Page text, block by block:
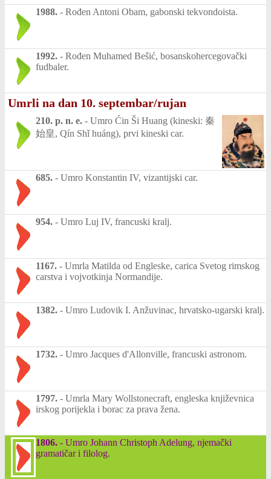
1988. - Rođen Antoni Obam, gabonski tekvondoista.
1992. - Rođen Muhamed Bešić, bosanskohercegovački
fudbaler.
Umrli na dan 10. septembar/rujan
210. p. n. e. - Umro Ćin Ši Huang (kineski: 秦
始皇, Qín Shǐ huáng), prvi kineski car.
685. - Umro Konstantin IV, vizantijski car.
954. - Umro Luj IV, francuski kralj.
1167. - Umrla Matilda od Engleske, carica Svetog rimskog
carstva i vojvotkinja Normandije.
1382. - Umro Ludovik I. Anžuvinac, hrvatsko-ugarski kralj.
1732. - Umro Jacques d'Allonville, francuski astronom.
1797. - Umrla Mary Wollstonecraft, engleska književnica
irskog porijekla i borac za prava žena.
1806. - Umro Johann Christoph Adelung, njemački
gramatičar i filolog.